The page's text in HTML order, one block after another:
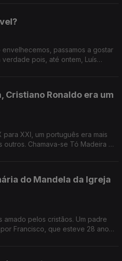
passamos a gostar
pois, até ontem, Luís
Cristiano Ronaldo era um
XXI, um português era mais
Chamava-se Tó Madeira e
do Mandela da Igreja
amado pelos cristãos. Um padre
Francisco, que esteve 28 anos